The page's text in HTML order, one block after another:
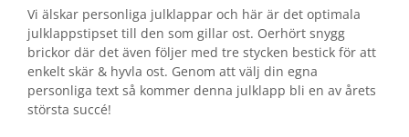
Vi älskar personliga julklappar och här är det optimala
julklappstipset till den som gillar ost. Oerhört snygg
brickor där det även följer med tre stycken bestick för att
enkelt skär & hyvla ost. Genom att välj din egna
personliga text så kommer denna julklapp bli en av årets
största succé!